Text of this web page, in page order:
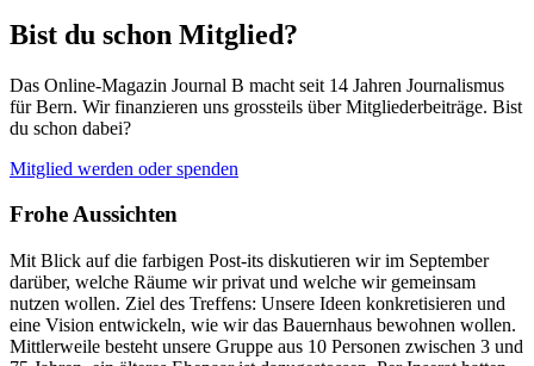
Bist du schon Mitglied?
Das Online-Magazin Journal B macht seit 14 Jahren Journalismus
für Bern. Wir finanzieren uns grossteils über Mitgliederbeiträge. Bist
du schon dabei?
Mitglied werden oder spenden
Frohe Aussichten
Mit Blick auf die farbigen Post-its diskutieren wir im September
darüber, welche Räume wir privat und welche wir gemeinsam
nutzen wollen. Ziel des Treffens: Unsere Ideen konkretisieren und
eine Vision entwickeln, wie wir das Bauernhaus bewohnen wollen.
Mittlerweile besteht unsere Gruppe aus 10 Personen zwischen 3 und